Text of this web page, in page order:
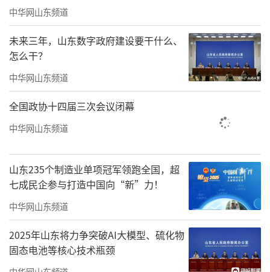
其次，宋老师的油画作品极具个人特色，
在艺术圈非常有辨识度。相信很多老师和朋友
会认为，这是把油画推向了自我语言形式的窄
道上。其实，和宋老师接触久了就会发现，他
涉猎广泛，时刻关注当下社会变化，很早就活
送、搞直播，记录日常、表达自己的艺术观
点，俨然一副年轻人的思维。这种紧随时代的
包容，让他拥有非常丰盈的精神世界，这也是
他在绘画上不断推陈出新，给我们带来视觉惊
喜的原因——我们眼中的“窄道”，在宋老师的
艺术世界里或许并不存在。
中华网山东频道
未来三年，山东数字政府建设要干什么、
怎么干？
中华网山东频道
全国政协十四届三次会议闭幕
中华网山东频道
山东235个制造业单项冠军领跑全国，超
七成民企参与打造中国向“新”力！
中华网山东频道
2025年山东将力争突破AI大模型、硫化物
固态电池等核心技术瓶颈